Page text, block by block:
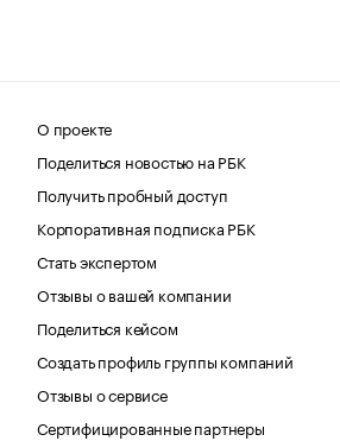
О проекте
Поделиться новостью на РБК
Получить пробный доступ
Корпоративная подписка РБК
Стать экспертом
Отзывы о вашей компании
Поделиться кейсом
Создать профиль группы компаний
Отзывы о сервисе
Сертифицированные партнеры